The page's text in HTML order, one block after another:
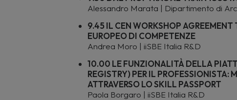
Alessandro Marata | Dipartimento di
9.45 IL CEN WORKSHOP
EUROPEO DI COMPETENZE
Andrea Moro | iiSBE Italia R&D
10.00 LE FUNZIONALITÀ DELLA
REGISTRY) PER IL PROFESSIONISTA:
ATTRAVERSO LO SKILL PASSPORT
Paola Borgaro | iiSBE Italia R&D